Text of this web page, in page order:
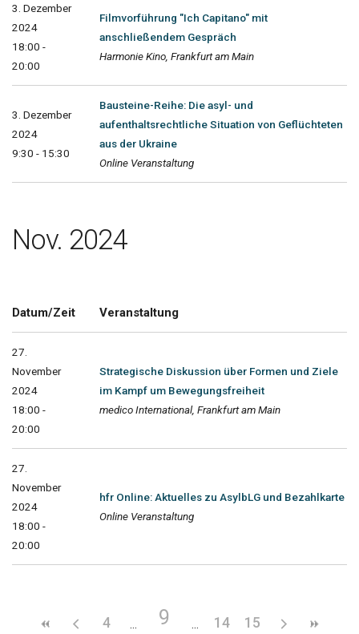
3. Dezember
2024
18:00 -
20:00
Filmvorführung "Ich Capitano" mit
anschließendem Gespräch
Harmonie Kino, Frankfurt am Main
3. Dezember
2024
9:30 - 15:30
Bausteine-Reihe: Die asyl- und
aufenthaltsrechtliche Situation von Geflüchteten
aus der Ukraine
Online Veranstaltung
Nov. 2024
Datum/Zeit Veranstaltung
27.
November
2024
18:00 -
20:00
Strategische Diskussion über Formen und Ziele
im Kampf um Bewegungsfreiheit
medico International, Frankfurt am Main
27.
November
2024
18:00 -
20:00
hfr Online: Aktuelles zu AsylbLG und Bezahlkarte
Online Veranstaltung
4 9 14 15